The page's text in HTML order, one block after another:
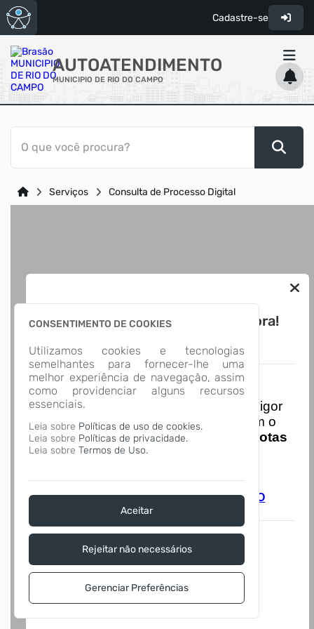
Cadastre-se
AUTOATENDIMENTO
MUNICIPIO DE RIO DO CAMPO
ACESSO RÁPIDO
Acessibilidade
Transparência
O que você procura?
Serviços Consulta de Processo Digital
CONSENTIMENTO DE COOKIES
Utilizamos cookies e tecnologias
semelhantes para fornecer-lhe uma
melhor experiência de navegação, assim
como providenciar alguns recursos
essenciais.
Leia sobre Políticas de uso de cookies.
Leia sobre Políticas de privacidade.
Leia sobre Termos de Uso.
Aceitar
Rejeitar não necessários
Gerenciar Preferências
Novo APP Atende.Net! Baixe Agora!
Nota Nacional
Iniciando em
entra em vigor
a obrigatoriedade de integração com o
Ambiente de Dados Nacional das
Notas
de Serviço Eletrônicas
acesse o link abaixo e saiba mais.
Autoatendimento - MUNICIPIO DE RIO DO